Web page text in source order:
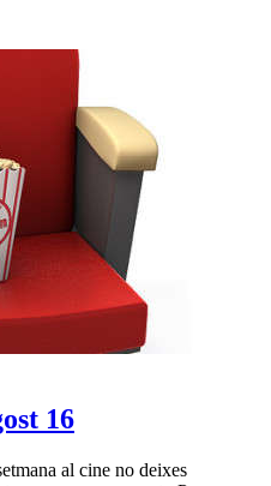
16
al cine no deixes